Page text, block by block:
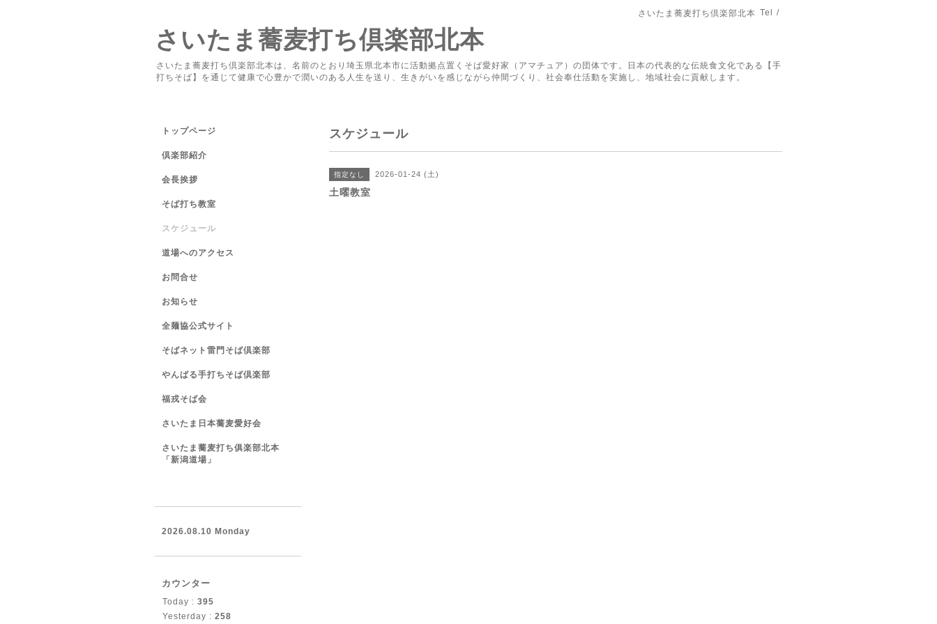
さいたま蕎麦打ち倶楽部北本 Tel /
さいたま蕎麦打ち倶楽部北本
さいたま蕎麦打ち倶楽部北本は、名前のとおり埼玉県北本市に活動拠点置くそば愛好家（アマチュア）の団体です。日本の代表的な伝統食文化である【手
打ちそば】を通じて健康で心豊かで潤いのある人生を送り、生きがいを感じながら仲間づくり、社会奉仕活動を実施し、地域社会に貢献します。
スケジュール
指定なし 2026-01-24 (土)
土曜教室
トップページ
倶楽部紹介
会長挨拶
そば打ち教室
スケジュール
道場へのアクセス
お問合せ
お知らせ
全麺協公式サイト
そばネット雷門そば倶楽部
やんばる手打ちそば倶楽部
福戎そば会
さいたま日本蕎麦愛好会
さいたま蕎麦打ち俱楽部北本
「新潟道場」
2026.08.10 Monday
カウンター
Today : 395
Yesterday : 258